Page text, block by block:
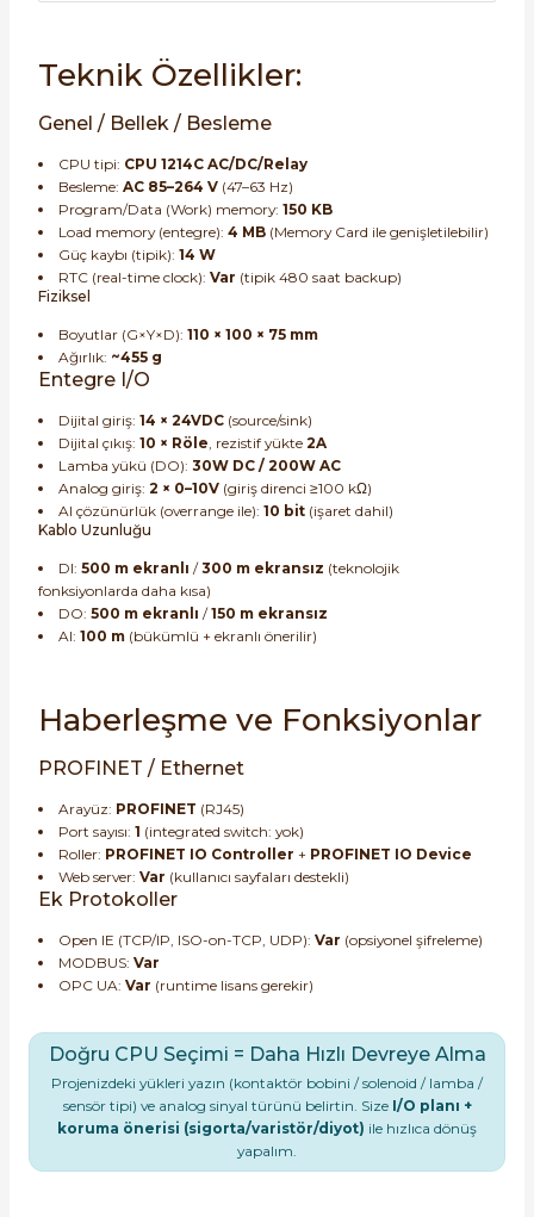
Teknik Özellikler:
Genel / Bellek / Besleme
CPU tipi: CPU 1214C AC/DC/Relay
Besleme: AC 85–264 V(47–63 Hz)
Program/Data (Work) memory: 150 KB
Load memory (entegre): 4 MB(Memory Card ile genişletilebilir)
Güç kaybı (tipik): 14 W
RTC (real-time clock): Var (tipik 480 saat backup)
Fiziksel
Boyutlar (G×Y×D): 110 × 100 × 75 mm
Ağırlık: ~455 g
Entegre I/O
Dijital giriş: 14 × 24VDC(source/sink)
Dijital çıkış: 10 × Röle, rezistif yükte 2A
Lamba yükü (DO): 30W DC / 200W AC
Analog giriş: 2 × 0–10V(giriş direnci ≥100 kΩ)
AI çözünürlük (overrange ile): 10 bit(işaret dahil)
Kablo Uzunluğu
DI: 500 m ekranlı /300 m ekransız (teknolojik
fonksiyonlarda daha kısa)
DO: 500 m ekranlı /150 m ekransız
AI: 100 m(bükümlü + ekranlı önerilir)
Haberleşme ve Fonksiyonlar
PROFINET / Ethernet
Arayüz: PROFINET (RJ45)
Port sayısı: 1 (integrated switch: yok)
Roller: PROFINET IO Controller + PROFINET IO Device
Web server: Var (kullanıcı sayfaları destekli)
Ek Protokoller
Open IE (TCP/IP, ISO-on-TCP, UDP): Var (opsiyonel şifreleme)
MODBUS: Var
OPC UA: Var (runtime lisans gerekir)
Doğru CPU Seçimi = Daha Hızlı Devreye Alma
Projenizdeki yükleri yazın (kontaktör bobini / solenoid / lamba /
sensör tipi) ve analog sinyal türünü belirtin. Size I/O planı +
koruma önerisi (sigorta/varistör/diyot) ile hızlıca dönüş
yapalım.